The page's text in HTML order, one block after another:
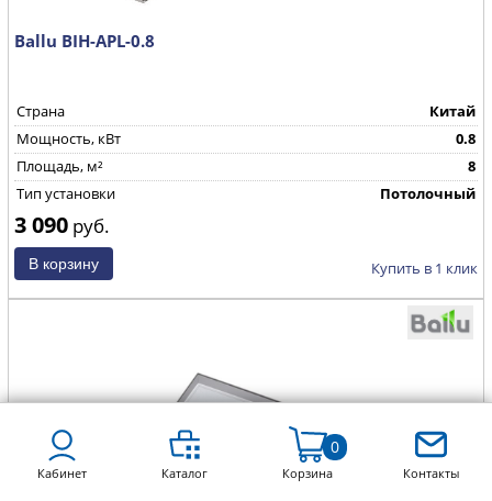
Ballu BIH-APL-0.8
Страна
Китай
Мощность, кВт
0.8
Площадь, м²
8
Тип установки
Потолочный
3 090 руб.
Купить в 1 клик
Кабинет Каталог Корзина
0
Контакты